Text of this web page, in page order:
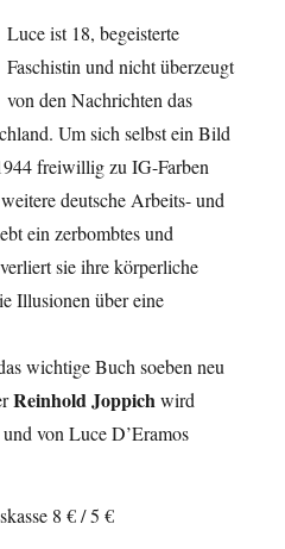
Luce ist 18, begeisterte
Faschistin und nicht überzeugt
von den Nachrichten das
Um sich selbst ein Bild
freiwillig zu IG-Farben
deutsche Arbeits- und
ein zerbombtes und
sie ihre körperliche
Illusionen über eine
wichtige Buch soeben neu
Reinhold Joppichwird
von Luce D’Eramos
8 € / 5 €